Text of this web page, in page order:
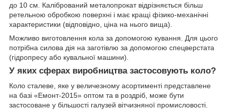
до 10 см. Калібрований металопрокат відрізняється більш
ретельною обробкою поверхні і має кращі фізико-механічні
характеристики (відповідно, ціна на нього вища).
Можливо виготовлення кола за допомогою кування. Для цього
потрібна силова дія на заготівлю за допомогою спецверстата
(гідропресу або кувальної машини).
У яких сферах виробництва застосовують коло?
Коло сталеве, яке у величезному асортименті представлене
на базі «Емонт-2015» оптом та в роздріб, може бути
застосоване у більшості галузей вітчизняної промисловості.